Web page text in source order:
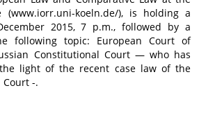
(www.iorr.uni-koeln.de/), is holding a
2015, 7 p.m., followed by a
following topic: European Court of
Constitutional Court — who has
light of the recent case law of the
Court -.